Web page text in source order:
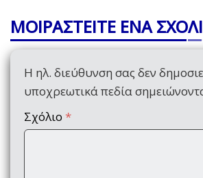
ΜΟΙΡΑΣΤΕΙΤΕ ΕΝΑ
Η ηλ. διεύθυνση σας δεν
υποχρεωτικά πεδία
Σχόλιο *